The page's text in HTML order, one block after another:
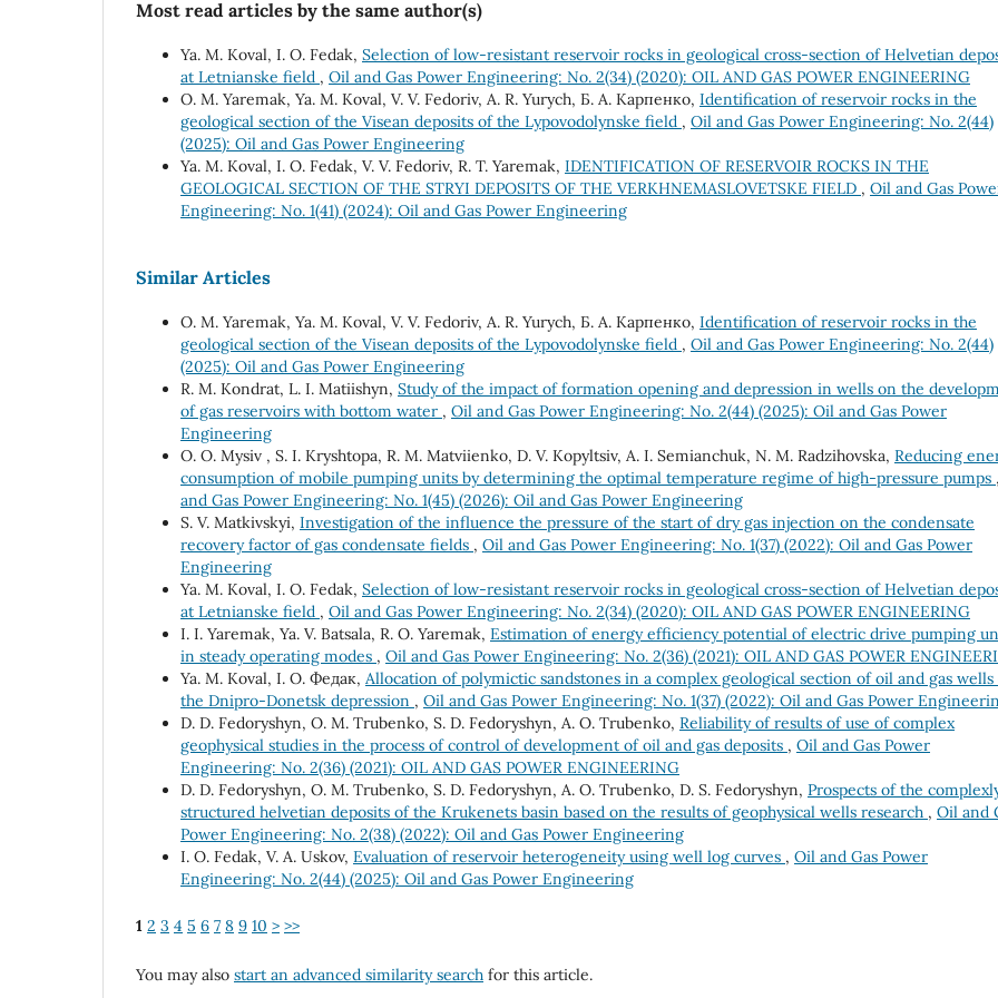
Most read articles by the same author(s)
Ya. М. Koval, І. О. Fedak, Selection of low-resistant reservoir rocks in geological cross-section of Helvetian
at Letnianske field , Oil and Gas Power Engineering: No. 2(34) (2020): OIL AND GAS POWER ENGINEERING
О. М. Yaremak, Ya. М. Koval, V. V. Fedoriv, А. R. Yurych, Б. А. Карпенко, Identification of reservoir rocks in the
geological section of the Visean deposits of the Lypovodolynske field , Oil and Gas Power Engineering: No. 2(44)
(2025): Oil and Gas Power Engineering
Ya. M. Koval, I. O. Fedak, V. V. Fedoriv, R. T. Yaremak, IDENTIFICATION OF RESERVOIR ROCKS IN THE
GEOLOGICAL SECTION OF THE STRYI DEPOSITS OF THE VERKHNEMASLOVETSKE FIELD , Oil and Gas
Engineering: No. 1(41) (2024): Oil and Gas Power Engineering
Similar Articles
О. М. Yaremak, Ya. М. Koval, V. V. Fedoriv, А. R. Yurych, Б. А. Карпенко, Identification of reservoir rocks in the
geological section of the Visean deposits of the Lypovodolynske field , Oil and Gas Power Engineering: No. 2(44)
(2025): Oil and Gas Power Engineering
R. М. Kondrat, L. І. Matiishyn, Study of the impact of formation opening and depression in wells on the
of gas reservoirs with bottom water , Oil and Gas Power Engineering: No. 2(44) (2025): Oil and Gas Power
Engineering
О. O. Mysiv , S. I. Kryshtopa, R. M. Matviienko, D. V. Kopyltsiv, А. I. Semianchuk, N. M. Radzihovska, Reducing
consumption of mobile pumping units by determining the optimal temperature regime of high-pressure pumps ,
and Gas Power Engineering: No. 1(45) (2026): Oil and Gas Power Engineering
S. V. Matkivskyi, Investigation of the influence the pressure of the start of dry gas injection on the condensate
recovery factor of gas condensate fields , Oil and Gas Power Engineering: No. 1(37) (2022): Oil and Gas Power
Engineering
Ya. М. Koval, І. О. Fedak, Selection of low-resistant reservoir rocks in geological cross-section of Helvetian
at Letnianske field , Oil and Gas Power Engineering: No. 2(34) (2020): OIL AND GAS POWER ENGINEERING
I. I. Yaremak, Ya. V. Batsala, R. О. Yaremak, Estimation of energy efficiency potential of electric drive pumping
in steady operating modes , Oil and Gas Power Engineering: No. 2(36) (2021): OIL AND GAS POWER
Ya. M. Koval, І. О. Федак, Allocation of polymictic sandstones in a complex geological section of oil and gas wells
the Dnipro-Donetsk depression , Oil and Gas Power Engineering: No. 1(37) (2022): Oil and Gas Power
D. D. Fedoryshyn, О. М. Trubenko, S. D. Fedoryshyn, А. О. Trubenko, Reliability of results of use of complex
geophysical studies in the process of control of development of oil and gas deposits , Oil and Gas Power
Engineering: No. 2(36) (2021): OIL AND GAS POWER ENGINEERING
D. D. Fedoryshyn, O. M. Trubenko, S. D. Fedoryshyn, A. O. Trubenko, D. S. Fedoryshyn, Prospects of the
structured helvetian deposits of the Krukenets basin based on the results of geophysical wells research , Oil and
Power Engineering: No. 2(38) (2022): Oil and Gas Power Engineering
І. О. Fedak, V. А. Uskov, Evaluation of reservoir heterogeneity using well log curves , Oil and Gas Power
Engineering: No. 2(44) (2025): Oil and Gas Power Engineering
1 2 3 4 5 6 7 8 9 10 > >>
You may also start an advanced similarity search for this article.